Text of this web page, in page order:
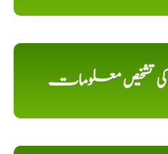
تشخیص معلومات